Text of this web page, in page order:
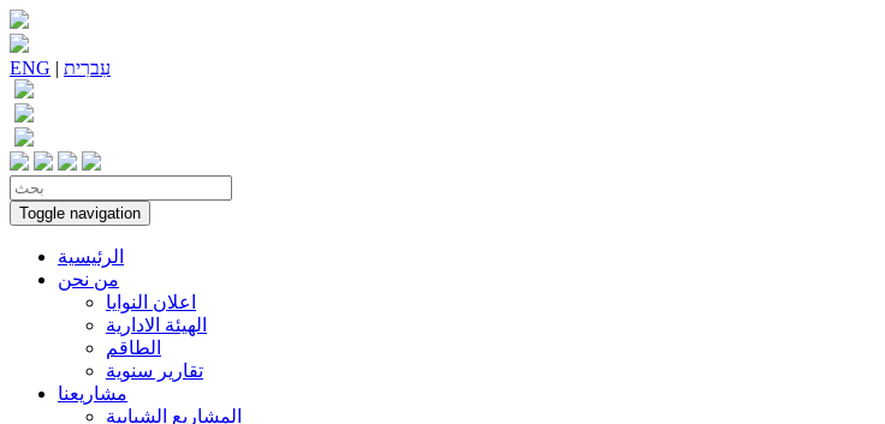
ENG | עִברִית
Toggle navigation
الرئيسية
من نحن
اعلان النوايا
الهيئة الادارية
الطاقم
تقارير سنوية
مشاريعنا
المشاريع الشبابية